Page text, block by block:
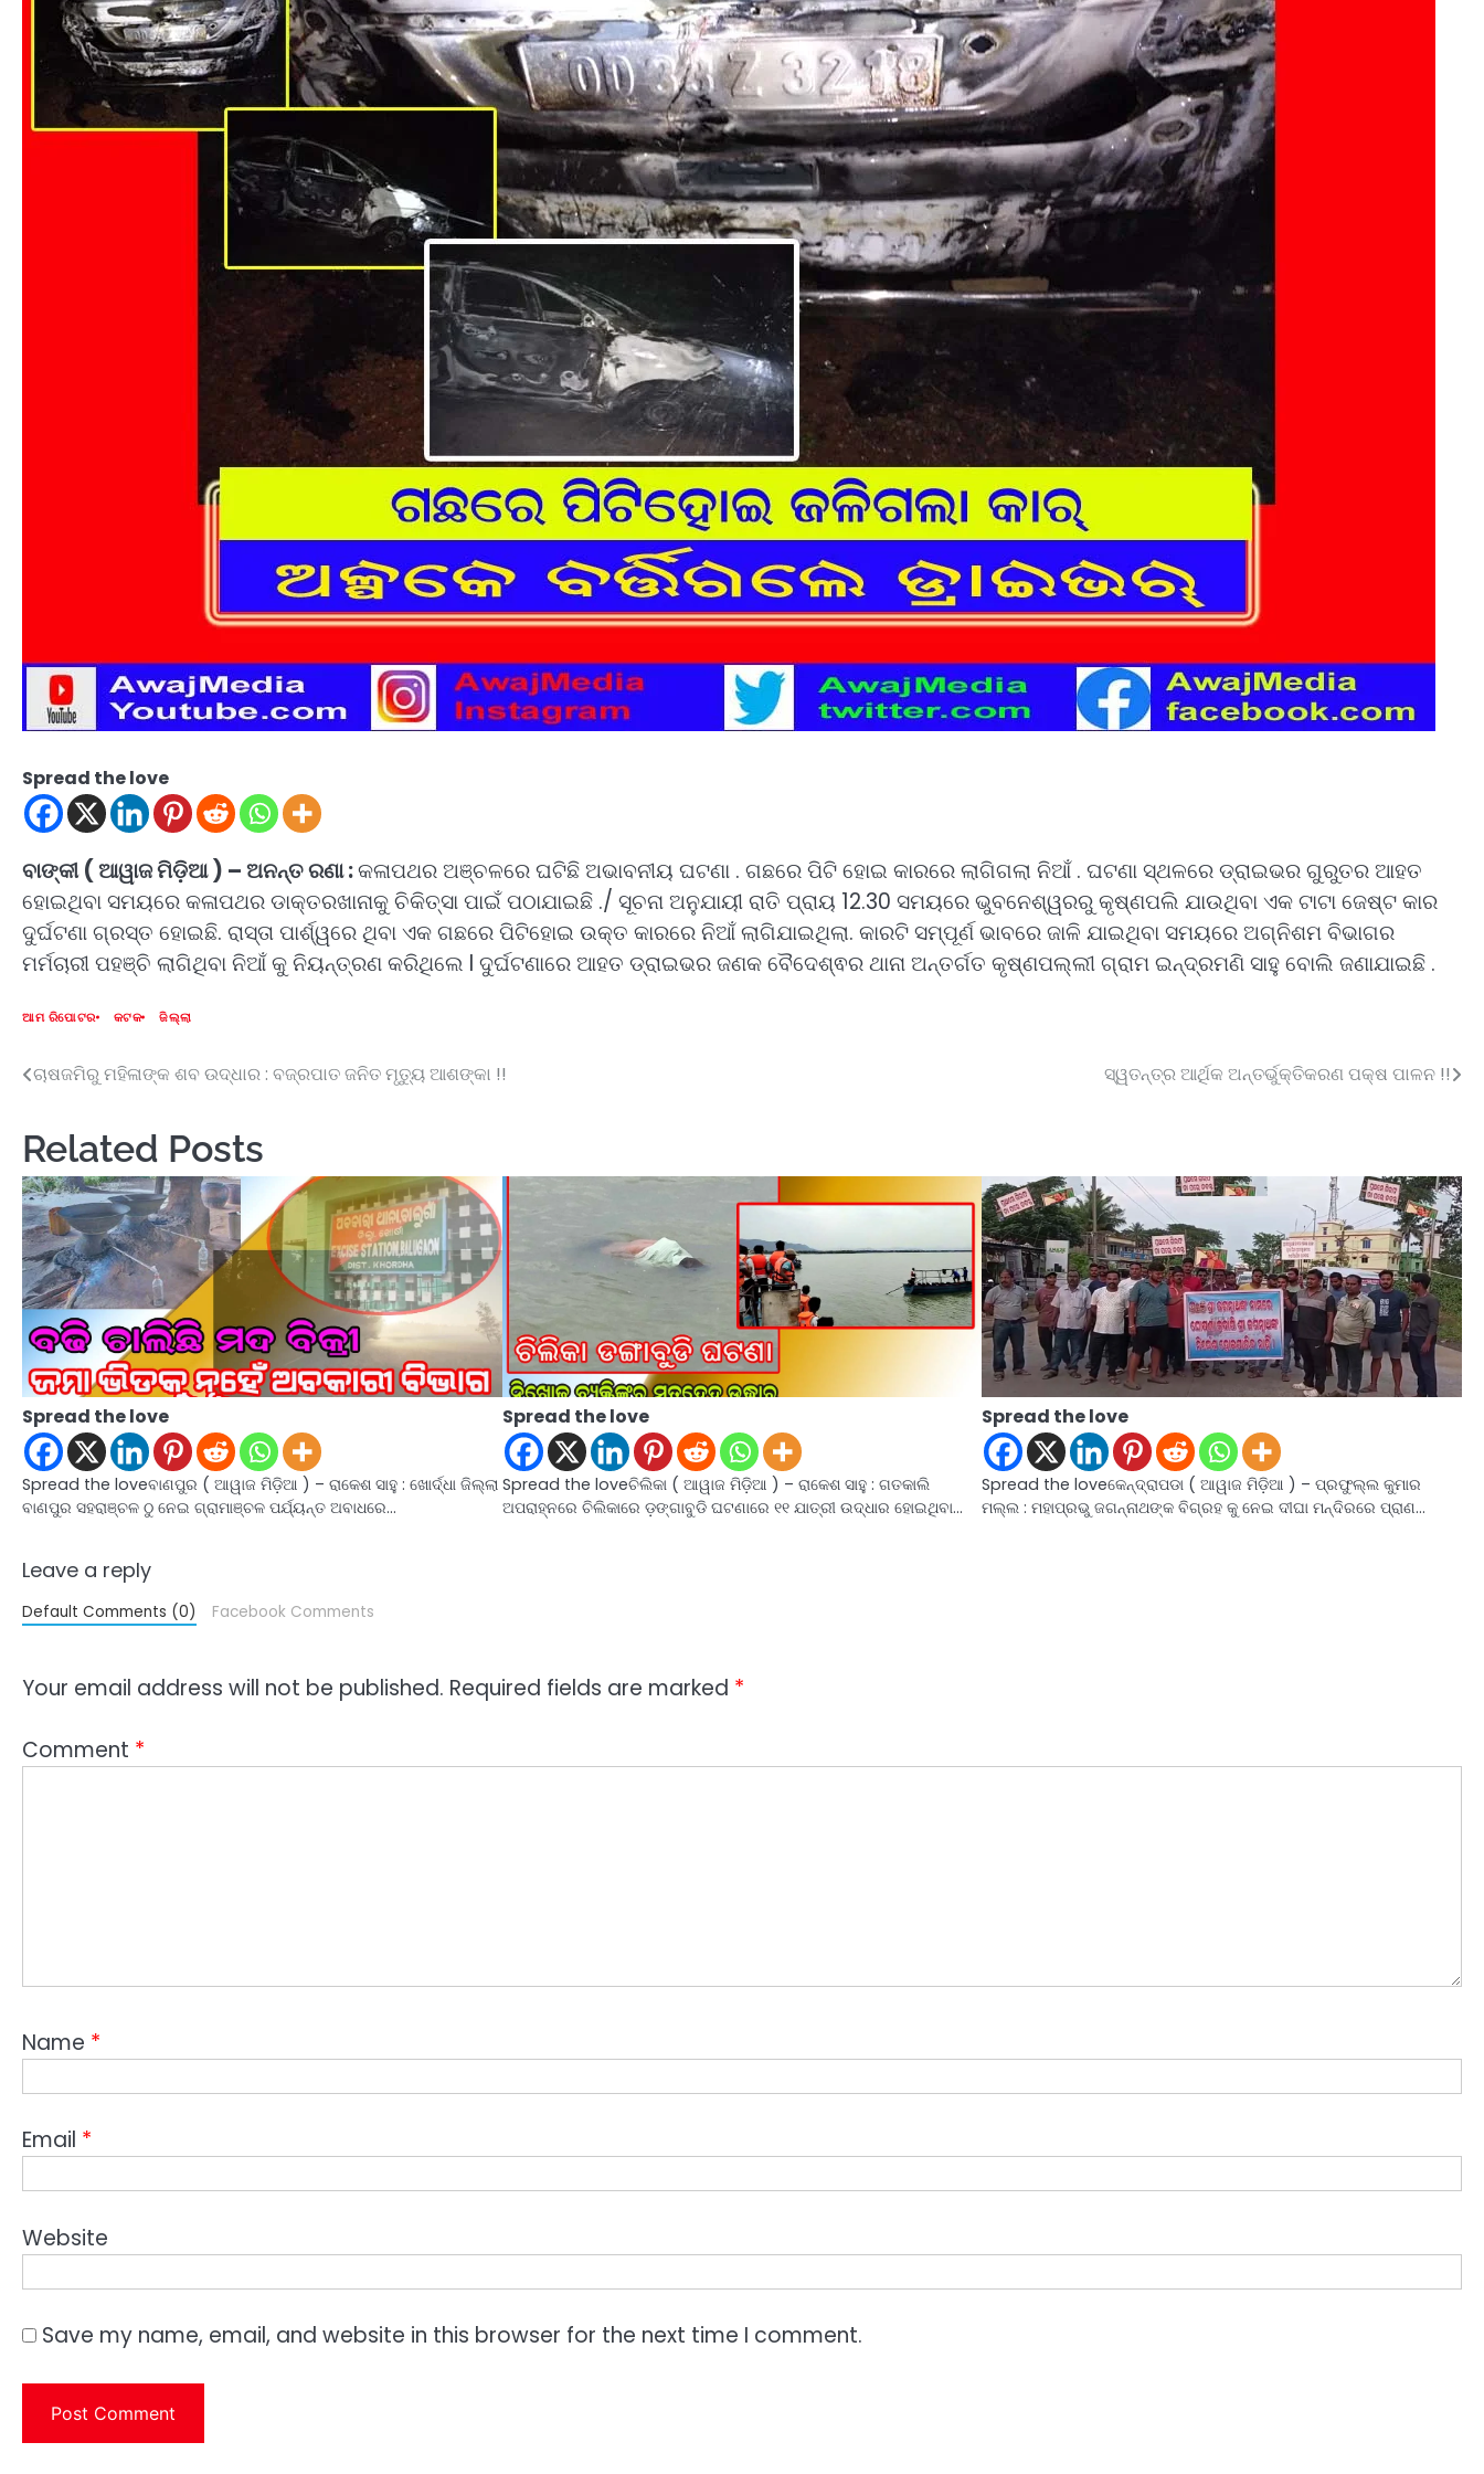
Spread the love
ବାଙ୍କୀ ( ଆୱାଜ ମିଡ଼ିଆ ) – ଅନନ୍ତ ରଣା :କଳାପଥର ଅଞ୍ଚଳରେ ଘଟିଛି ଅଭାବନୀୟ ଘଟଣା . ଗଛରେ ପିଟି ହୋଇ କାରରେ ଲାଗିଗଲା ନିଆଁ . ଘଟଣା ସ୍ଥଳରେ ଡ୍ରାଇଭର ଗୁରୁତର ଆହତ
ହୋଇଥିବା ସମୟରେ କଳାପଥର ଡାକ୍ତରଖାନାକୁ ଚିକିତ୍ସା ପାଇଁ ପଠାଯାଇଛି ./ ସୂଚନା ଅନୁଯାୟୀ ରାତି ପ୍ରାୟ 12.30 ସମୟରେ ଭୁବନେଶ୍ୱରରୁ କୃଷ୍ଣପଲି ଯାଉଥିବା ଏକ ଟାଟା ଜେଷ୍ଟ କାର
ଦୁର୍ଘଟଣା ଗ୍ରସ୍ତ ହୋଇଛି. ରାସ୍ତା ପାର୍ଶ୍ୱରେ ଥିବା ଏକ ଗଛରେ ପିଟିହୋଇ ଉକ୍ତ କାରରେ ନିଆଁ ଲାଗିଯାଇଥିଲା. କାରଟି ସମ୍ପୂର୍ଣ ଭାବରେ ଜାଳି ଯାଇଥିବା ସମୟରେ ଅଗ୍ନିଶମ ବିଭାଗର
ମର୍ମଚାରୀ ପହଞ୍ଚି ଲାଗିଥିବା ନିଆଁ କୁ ନିୟନ୍ତ୍ରଣ କରିଥିଲେ l ଦୁର୍ଘଟଣାରେ ଆହତ ଡ୍ରାଇଭର ଜଣକ ବୈଦେଶ୍ଵର ଥାନା ଅନ୍ତର୍ଗତ କୃଷ୍ଣପଲ୍ଲୀ ଗ୍ରାମ ଇନ୍ଦ୍ରମଣି ସାହୁ ବୋଲି ଜଣାଯାଇଛି .
ଆମ ରିପୋଟର କଟକ ଜିଲ୍ଲା
Post
ଚାଷଜମିରୁ ମହିଳାଙ୍କ ଶବ ଉଦ୍ଧାର : ବଜ୍ରପାତ ଜନିତ ମୃତ୍ୟୁ ଆଶଙ୍କା !! ସ୍ୱତନ୍ତ୍ର ଆର୍ଥିକ ଅନ୍ତର୍ଭୁକ୍ତିକରଣ ପକ୍ଷ ପାଳନ !!
Related Posts
Spread the love
Spread the loveବାଣପୁର ( ଆୱାଜ ମିଡ଼ିଆ ) – ରାକେଶ ସାହୁ : ଖୋର୍ଦ୍ଧା ଜିଲ୍ଲା
ବାଣପୁର ସହରାଞ୍ଚଳ ଠୁ ନେଇ ଗ୍ରାମାଞ୍ଚଳ ପର୍ଯ୍ୟନ୍ତ ଅବାଧରେ…
Spread the love
Spread the loveଚିଲିକା ( ଆୱାଜ ମିଡ଼ିଆ ) – ରାକେଶ ସାହୁ : ଗତକାଲି
ଅପରାହ୍ନରେ ଚିଲିକାରେ ଡ଼ଙ୍ଗାବୁଡି ଘଟଣାରେ ୧୧ ଯାତ୍ରୀ ଉଦ୍ଧାର ହୋଇଥିବା…
Spread the love
Spread the loveକେନ୍ଦ୍ରାପଡା ( ଆୱାଜ ମିଡ଼ିଆ ) – ପ୍ରଫୁଲ୍ଲ କୁମାର
ମଲ୍ଲ : ମହାପ୍ରଭୁ ଜଗନ୍ନାଥଙ୍କ ବିଗ୍ରହ କୁ ନେଇ ଦୀଘା ମନ୍ଦିରରେ ପ୍ରାଣ…
Leave a reply
Default Comments (0) Facebook Comments
Your email address will not be published. Required fields are marked *
Comment *
Name *
Email *
Website
Save my name, email, and website in this browser for the next time I comment.